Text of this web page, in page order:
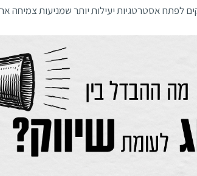
לפתח אסטרטגיות יעילות יותר שמניעות צמיחה